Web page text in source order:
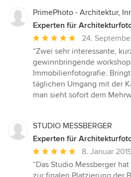
PrimePhoto - Architektur,
Experten für
Durchschnittliche
Bewertung:
5
von
5
Sternen
24.
“Zwei sehr interessante,
gewinnbringende
Immobilienfotografie.
täglichen Umgang mit der
man sieht sofort dem
STUDIO MESSBERGER
Experten für
Durchschnittliche
Bewertung:
5
8. Januar
“Das Studio Messberger